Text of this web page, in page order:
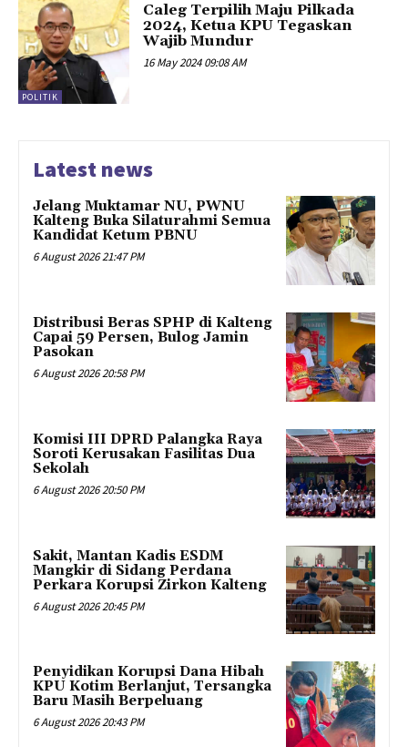
POLITIK
Caleg Terpilih Maju Pilkada
2024, Ketua KPU Tegaskan
Wajib Mundur
16 May 2024 09:08 AM
Latest news
Jelang Muktamar NU, PWNU
Kalteng Buka Silaturahmi Semua
Kandidat Ketum PBNU
6 August 2026 21:47 PM
Distribusi Beras SPHP di Kalteng
Capai 59 Persen, Bulog Jamin
Pasokan
6 August 2026 20:58 PM
Komisi III DPRD Palangka Raya
Soroti Kerusakan Fasilitas Dua
Sekolah
6 August 2026 20:50 PM
Sakit, Mantan Kadis ESDM
Mangkir di Sidang Perdana
Perkara Korupsi Zirkon Kalteng
6 August 2026 20:45 PM
Penyidikan Korupsi Dana Hibah
KPU Kotim Berlanjut, Tersangka
Baru Masih Berpeluang
6 August 2026 20:43 PM